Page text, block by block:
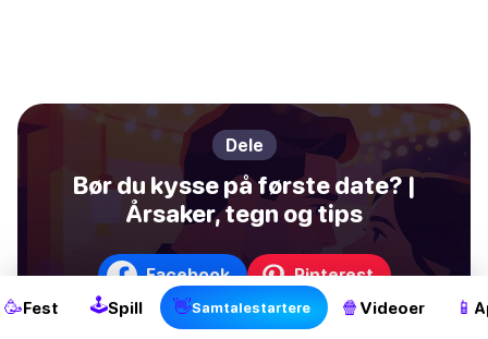
Dele
Bør du kysse på første date? |
Årsaker, tegn og tips
Facebook Pinterest
Twitter / X WhatsApp
🥳Fest 🕹Spill 👋Samtalestartere 🍿 Videoer 📱